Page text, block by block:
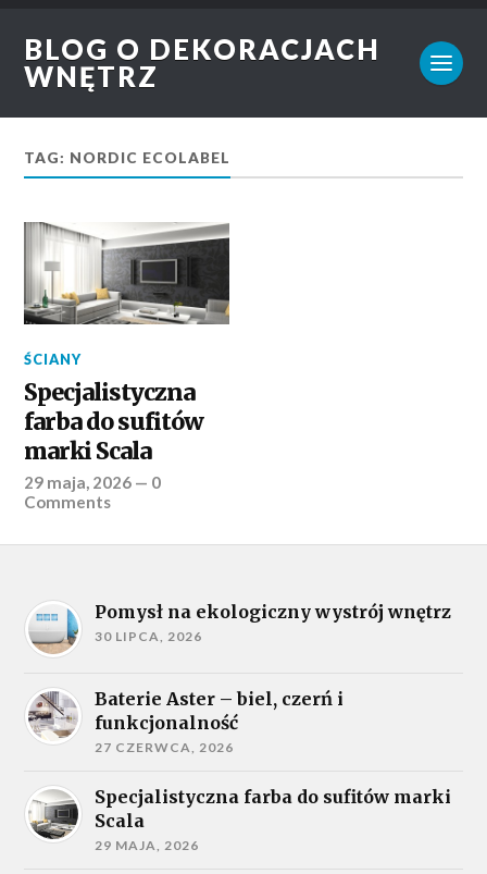
BLOG O DEKORACJACH
WNĘTRZ
TAG: NORDIC ECOLABEL
ŚCIANY
Specjalistyczna
farba do sufitów
marki Scala
29 maja, 2026 — 0
Comments
Pomysł na ekologiczny wystrój wnętrz
30 LIPCA, 2026
Baterie Aster – biel, czerń i
funkcjonalność
27 CZERWCA, 2026
Specjalistyczna farba do sufitów marki
Scala
29 MAJA, 2026